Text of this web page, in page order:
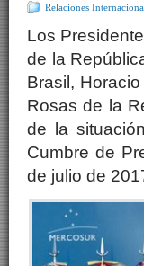
Relaciones
Los
de la
Brasil,
Rosas de la
de la
Cumbre de
de julio de